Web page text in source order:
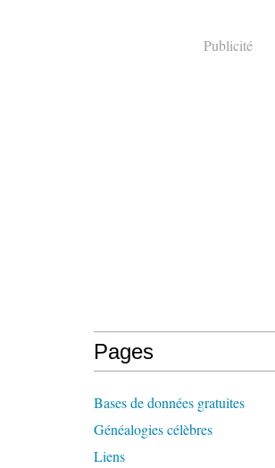
Publicité
Pages
Bases de données gratuites
Généalogies célèbres
Liens